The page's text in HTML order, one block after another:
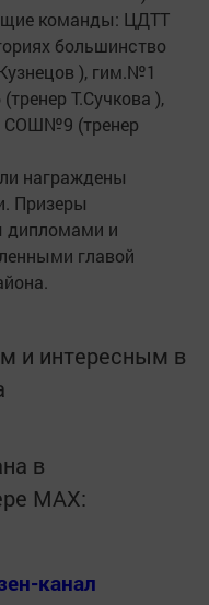
команды: ЦДТТ
большинство
), гим.№1
Т.Сучкова ),
СОШ№9 (тренер
награждены
Призеры
дипломами и
главой
и интересным в
в
MАХ:
канал